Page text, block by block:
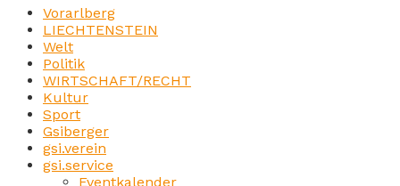
Vorarlberg
LIECHTENSTEIN
Welt
Politik
WIRTSCHAFT/RECHT
Kultur
Sport
Gsiberger
gsi.verein
gsi.service
Eventkalender